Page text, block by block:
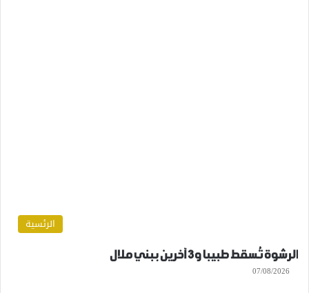
الرئسية
الرشوة تُسقط طبيبا و3 آخرين ببني ملال
07/08/2026